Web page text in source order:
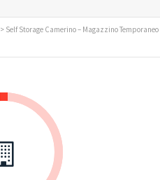
> Self Storage Camerino – Magazzino Temporaneo